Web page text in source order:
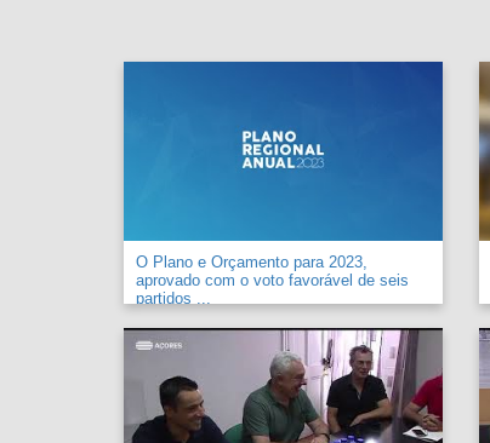
O Plano e Orçamento para 2023,
aprovado com o voto favorável de seis
partidos ...